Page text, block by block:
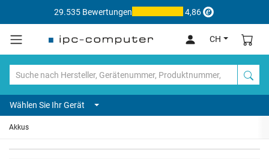
29.535 Bewertungen 4,86
CH
Wählen Sie Ihr Gerät
Akkus